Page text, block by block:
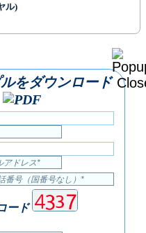
ル)
をダウンロード
ード